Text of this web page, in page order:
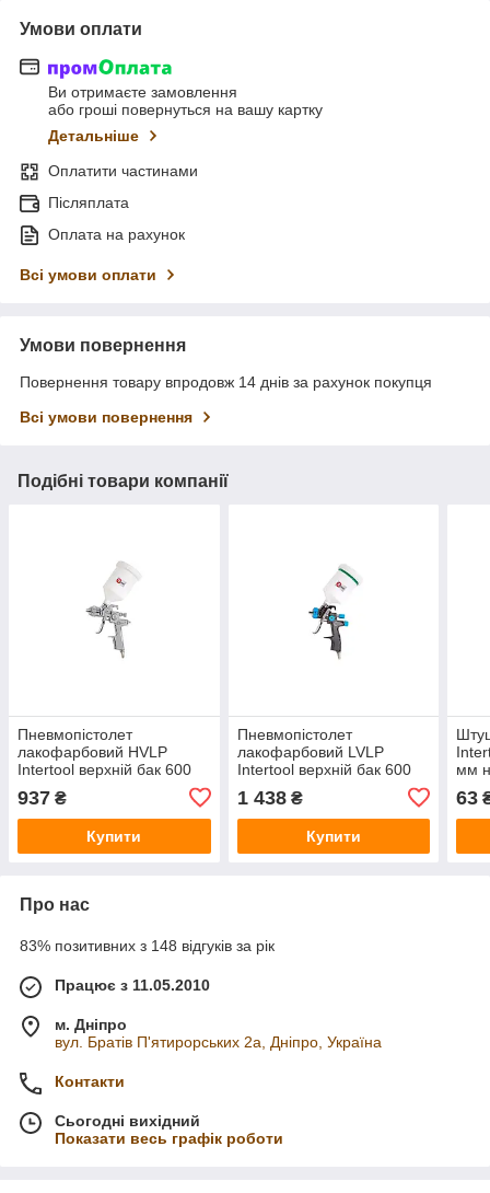
Умови оплати
Ви отримаєте замовлення
або гроші повернуться на вашу картку
Детальніше
Оплатити частинами
Післяплата
Оплата на рахунок
Всі умови оплати
Умови повернення
Повернення товару впродовж 14 днів за рахунок покупця
Всі умови повернення
Подібні товари компанії
Пневмопістолет
лакофарбовий HVLP
Intertool верхній бак 600
мл x 1.4 мм PT-0103 (PT-
0103)
937 ₴
Купити
Пневмопістолет
лакофарбовий LVLP
Intertool верхній бак 600
мл x 1.4 мм PT-0134 (PT-
0134)
1 438₴
Купити
мм
63
Про нас
83% позитивних з 148 відгуків за рік
Працює з 11.05.2010
м. Дніпро
вул. Братів П'ятирорських 2а, Дніпро, Україна
Контакти
Сьогодні вихідний
Показати весь графік роботи